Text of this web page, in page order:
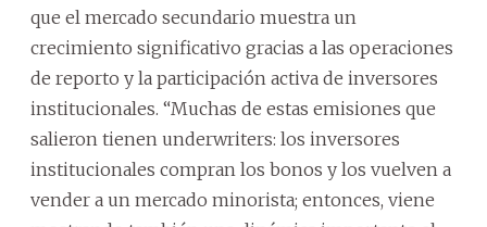
que el mercado secundario muestra un
crecimiento significativo gracias a las operaciones
de reporto y la participación activa de inversores
institucionales. “Muchas de estas emisiones que
salieron tienen underwriters: los inversores
institucionales compran los bonos y los vuelven a
vender a un mercado minorista; entonces, viene